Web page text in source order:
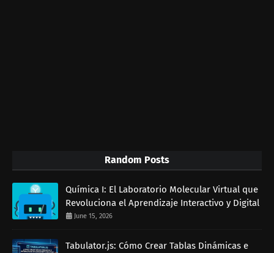
Random Posts
Química I: El Laboratorio Molecular Virtual que
Revoluciona el Aprendizaje Interactivo y Digital
June 15, 2026
Tabulator.js: Cómo Crear Tablas Dinámicas e